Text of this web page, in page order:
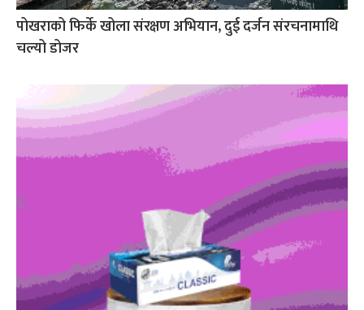
पोखराको फिर्के खोला संरक्षण अभियान, दुई दर्जन संरचनामाथि
चल्यो डोजर